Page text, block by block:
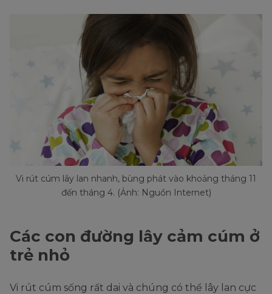
Vi rút cúm lây lan nhanh, bùng phát vào khoảng tháng 11
đến tháng 4. (Ảnh: Nguồn Internet)
Các con đường lây cảm cúm ở
trẻ nhỏ
Vi rút cúm sống rất dai và chúng có thể lây lan cực